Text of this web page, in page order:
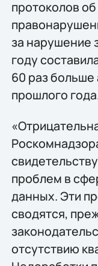
протоколов
за нарушение
году
60 раз больше
прошлого
проблем в
данных. Эти
сводятся,
отсутствию